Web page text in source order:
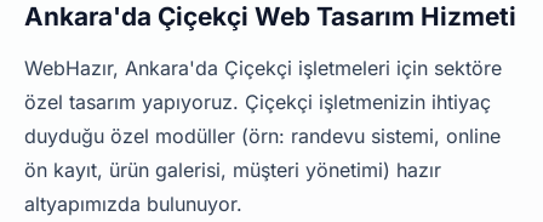
Ankara'da Çiçekçi Web Tasarım Hizmeti
WebHazır, Ankara'da Çiçekçi işletmeleri için sektöre
özel tasarım yapıyoruz. Çiçekçi işletmenizin ihtiyaç
duyduğu özel modüller (örn: randevu sistemi, online
ön kayıt, ürün galerisi, müşteri yönetimi) hazır
altyapımızda bulunuyor.